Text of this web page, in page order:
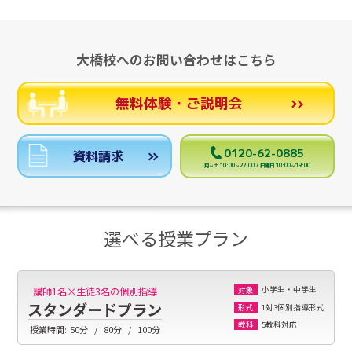
大橋校へのお問い合わせはこちら
無料体験・ご説明会
資料請求 0120-62-0885
月～土 10:00～22:00 / 日曜日 10:00～19:00
選べる授業プラン
講師1名×生徒3名の個別指導
スタンダードプラン
授業時間: 50分 80分 100分
対象
小学生・中学生
形式
1対3個別指導形式
教科
5教科対応